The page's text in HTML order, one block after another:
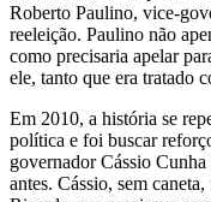
Roberto Paulino, vice-
reeleição. Paulino não
como precisaria apelar
ele, tanto que era tratado
Em 2010, a história se
política e foi buscar
governador Cássio
antes. Cássio, sem